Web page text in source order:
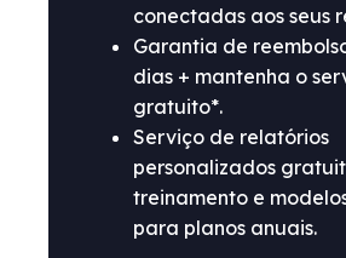
conectadas aos seus
Garantia de
dias + mantenha o
gratuito*.
Serviço de relatórios
personalizados
treinamento e
para planos anuais.